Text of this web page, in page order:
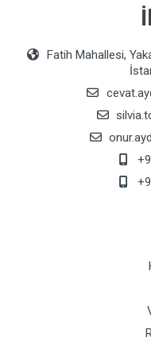
Fatih Mahallesi,